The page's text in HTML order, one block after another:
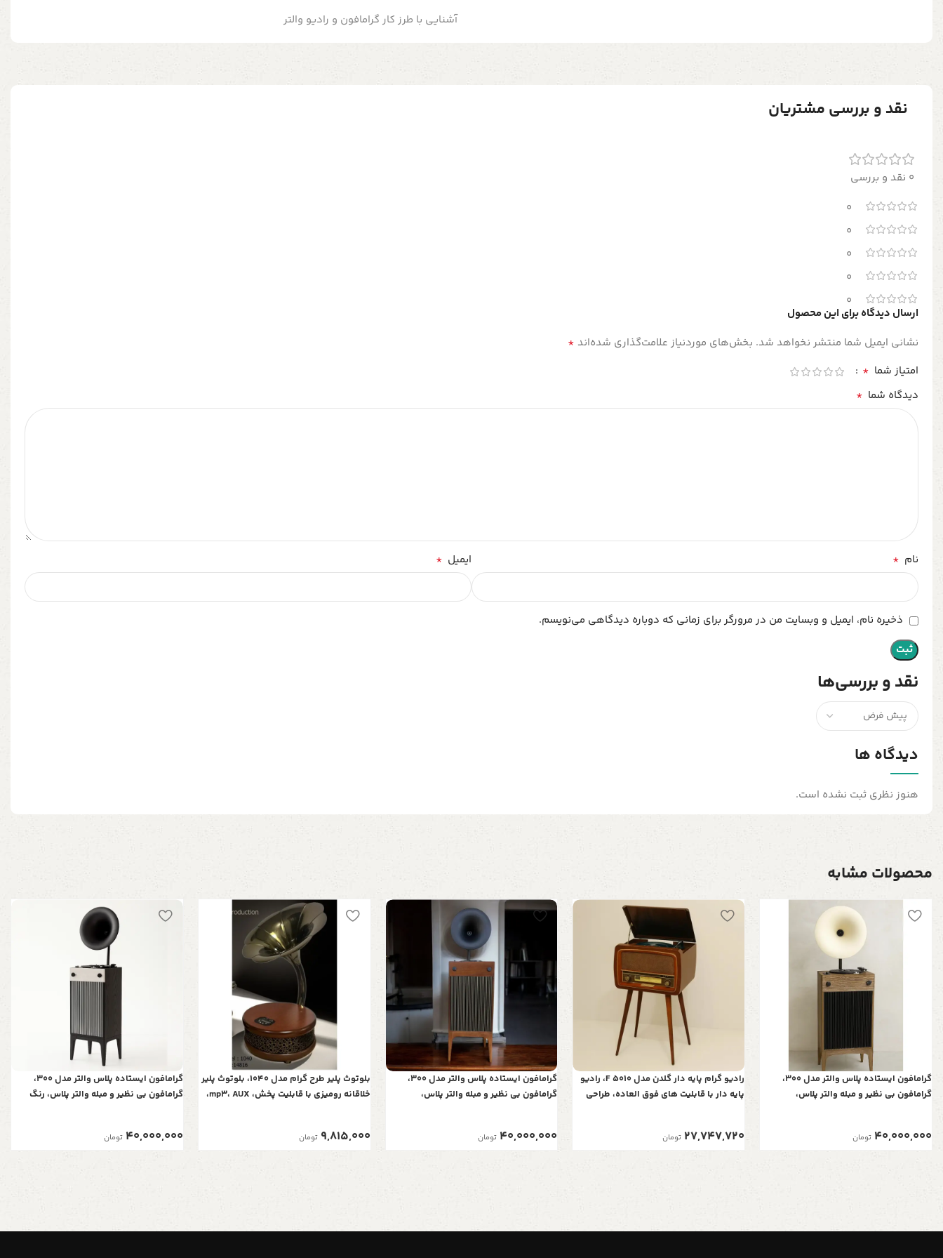
آشنایی با طرز کار گرامافون و رادیو والتر
نقد و بررسی مشتریان
0 نقد و بررسی
0
0
0
0
0
نقد و بررسی‌ها
دیدگاه ها
هنوز نظری ثبت نشده است.
ارسال دیدگاه برای این محصول
نشانی ایمیل شما منتشر نخواهد شد. بخش‌های موردنیاز علامت‌گذاری شده‌اند *
امتیاز شما *
دیدگاه شما *
نام * ایمیل *
ذخیره نام، ایمیل و وبسایت من در مرورگر برای زمانی که دوباره دیدگاهی می‌نویسم.
محصولات مشابه
گرامافون ایستاده پلاس والتر مدل 300،
گرامافون بی نظیر و مبله والتر پلاس،
40,000,000 تومان
رادیو گرام پایه دار گلدن مدل F 5010، رادیو
پایه دار با قابلیت های فوق العاده، طراحی
27,747,720 تومان
گرامافون ایستاده پلاس والتر مدل 300،
گرامافون بی نظیر و مبله والتر پلاس،
ای
40,000,000 تومان
بلوتوث پلیر طرح گرام مدل 1040، بلوتوث پلیر
خلاقانه رومیزی با قابلیت پخش، mp3، AUX،
9,815,000 تومان
گرامافون ایستاده پلاس والتر مدل 300،
گرامافون بی نظیر و مبله والتر پلاس، رنگ
40,000,000 تومان